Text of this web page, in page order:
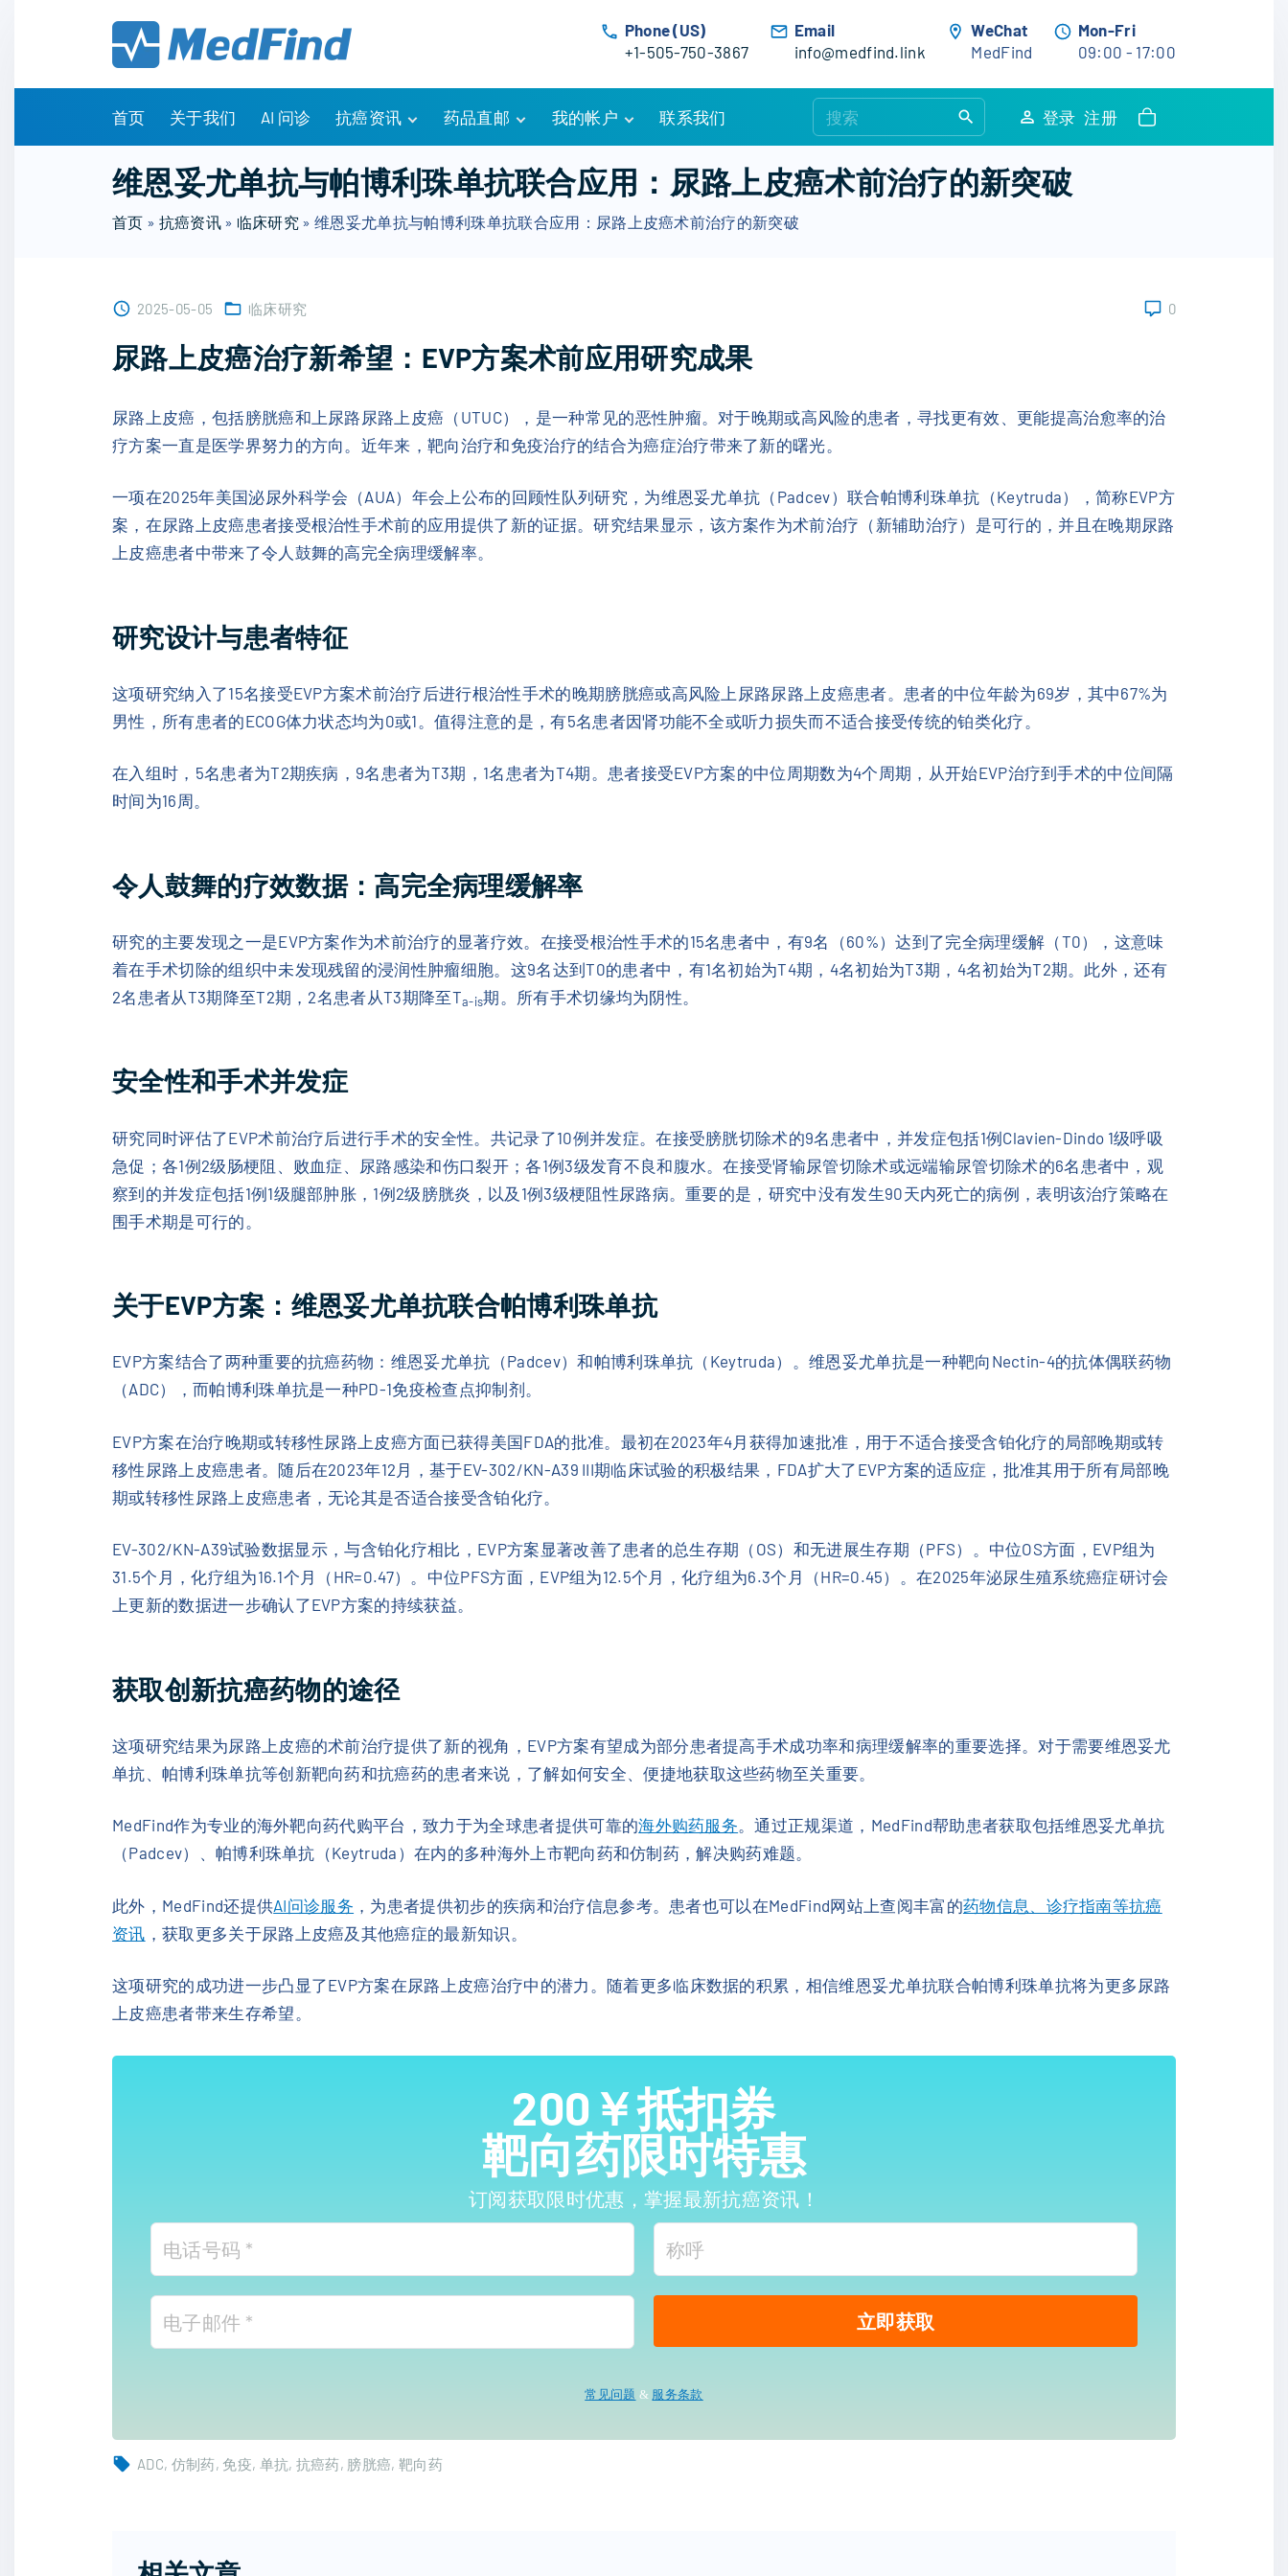
Phone (US)
+1-505-750-3867
Email
info@medfind.link
WeChat
MedFind
Mon-Fri
09:00 - 17:00
首页 关于我们 AI 问诊 抗癌资讯
有问有答
诊疗指南
药物信息
药品直邮
购物车
订单追踪
优惠活动
我的帐户
账户详情
我的订单
联系我们
e
a
r
登录 注册
维恩妥尤单抗与帕博利珠单抗联合应用：尿路上皮癌术前治疗的新突破
首页 » 抗癌资讯» 临床研究 »维恩妥尤单抗与帕博利珠单抗联合应用：尿路上皮癌术前治疗的新突破
2025-05-05 临床研究 0
尿路上皮癌治疗新希望：EVP方案术前应用研究成果
尿路上皮癌，包括膀胱癌和上尿路尿路上皮癌（UTUC），是一种常见的恶性肿瘤。对于晚期或高风险的患者，寻找更有效、更能提高治愈率的治
疗方案一直是医学界努力的方向。近年来，靶向治疗和免疫治疗的结合为癌症治疗带来了新的曙光。
一项在2025年美国泌尿外科学会（AUA）年会上公布的回顾性队列研究，为维恩妥尤单抗（Padcev）联合帕博利珠单抗（Keytruda），简称EVP方
案，在尿路上皮癌患者接受根治性手术前的应用提供了新的证据。研究结果显示，该方案作为术前治疗（新辅助治疗）是可行的，并且在晚期尿路
上皮癌患者中带来了令人鼓舞的高完全病理缓解率。
研究设计与患者特征
这项研究纳入了15名接受EVP方案术前治疗后进行根治性手术的晚期膀胱癌或高风险上尿路尿路上皮癌患者。患者的中位年龄为69岁，其中67%为
男性，所有患者的ECOG体力状态均为0或1。值得注意的是，有5名患者因肾功能不全或听力损失而不适合接受传统的铂类化疗。
在入组时，5名患者为T2期疾病，9名患者为T3期，1名患者为T4期。患者接受EVP方案的中位周期数为4个周期，从开始EVP治疗到手术的中位间隔
时间为16周。
令人鼓舞的疗效数据：高完全病理缓解率
研究的主要发现之一是EVP方案作为术前治疗的显著疗效。在接受根治性手术的15名患者中，有9名（60%）达到了完全病理缓解（T0），这意味
着在手术切除的组织中未发现残留的浸润性肿瘤细胞。这9名达到T0的患者中，有1名初始为T4期，4名初始为T3期，4名初始为T2期。此外，还有
2名患者从T3期降至T2期，2名患者从T3期降至Ta-is期。所有手术切缘均为阴性。
安全性和手术并发症
研究同时评估了EVP术前治疗后进行手术的安全性。共记录了10例并发症。在接受膀胱切除术的9名患者中，并发症包括1例Clavien-Dindo 1级呼吸
急促；各1例2级肠梗阻、败血症、尿路感染和伤口裂开；各1例3级发育不良和腹水。在接受肾输尿管切除术或远端输尿管切除术的6名患者中，观
察到的并发症包括1例1级腿部肿胀，1例2级膀胱炎，以及1例3级梗阻性尿路病。重要的是，研究中没有发生90天内死亡的病例，表明该治疗策略在
围手术期是可行的。
关于EVP方案：维恩妥尤单抗联合帕博利珠单抗
EVP方案结合了两种重要的抗癌药物：维恩妥尤单抗（Padcev）和帕博利珠单抗（Keytruda）。维恩妥尤单抗是一种靶向Nectin-4的抗体偶联药物
（ADC），而帕博利珠单抗是一种PD-1免疫检查点抑制剂。
EVP方案在治疗晚期或转移性尿路上皮癌方面已获得美国FDA的批准。最初在2023年4月获得加速批准，用于不适合接受含铂化疗的局部晚期或转
移性尿路上皮癌患者。随后在2023年12月，基于EV-302/KN-A39 III期临床试验的积极结果，FDA扩大了EVP方案的适应症，批准其用于所有局部晚
期或转移性尿路上皮癌患者，无论其是否适合接受含铂化疗。
EV-302/KN-A39试验数据显示，与含铂化疗相比，EVP方案显著改善了患者的总生存期（OS）和无进展生存期（PFS）。中位OS方面，EVP组为
31.5个月，化疗组为16.1个月（HR=0.47）。中位PFS方面，EVP组为12.5个月，化疗组为6.3个月（HR=0.45）。在2025年泌尿生殖系统癌症研讨会
上更新的数据进一步确认了EVP方案的持续获益。
获取创新抗癌药物的途径
这项研究结果为尿路上皮癌的术前治疗提供了新的视角，EVP方案有望成为部分患者提高手术成功率和病理缓解率的重要选择。对于需要维恩妥尤
单抗、帕博利珠单抗等创新靶向药和抗癌药的患者来说，了解如何安全、便捷地获取这些药物至关重要。
MedFind作为专业的海外靶向药代购平台，致力于为全球患者提供可靠的海外购药服务。通过正规渠道，MedFind帮助患者获取包括维恩妥尤单抗
（Padcev）、帕博利珠单抗（Keytruda）在内的多种海外上市靶向药和仿制药，解决购药难题。
此外，MedFind还提供AI问诊服务 ，为患者提供初步的疾病和治疗信息参考。患者也可以在MedFind网站上查阅丰富的药物信息、诊疗指南等抗癌
资讯 ，获取更多关于尿路上皮癌及其他癌症的最新知识。
这项研究的成功进一步凸显了EVP方案在尿路上皮癌治疗中的潜力。随着更多临床数据的积累，相信维恩妥尤单抗联合帕博利珠单抗将为更多尿路
上皮癌患者带来生存希望。
200￥抵扣券
靶向药限时特惠
订阅获取限时优惠，掌握最新抗癌资讯！
常见问题 & 服务条款
ADC 仿制药 免疫 单抗 抗癌药 膀胱癌 靶向药